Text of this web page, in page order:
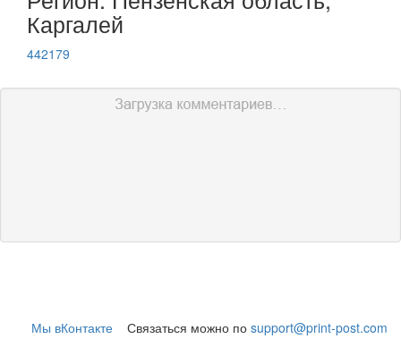
Каргалей
442179
Мы вКонтакте Связаться можно по support@print-post.com